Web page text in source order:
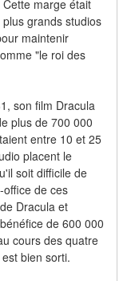
marge était
grands studios
maintenir
"le roi des
son film Dracula
plus de 700 000
entre 10 et 25
placent le
soit difficile de
de ces
Dracula et
de 600 000
cours des quatre
bien sorti.